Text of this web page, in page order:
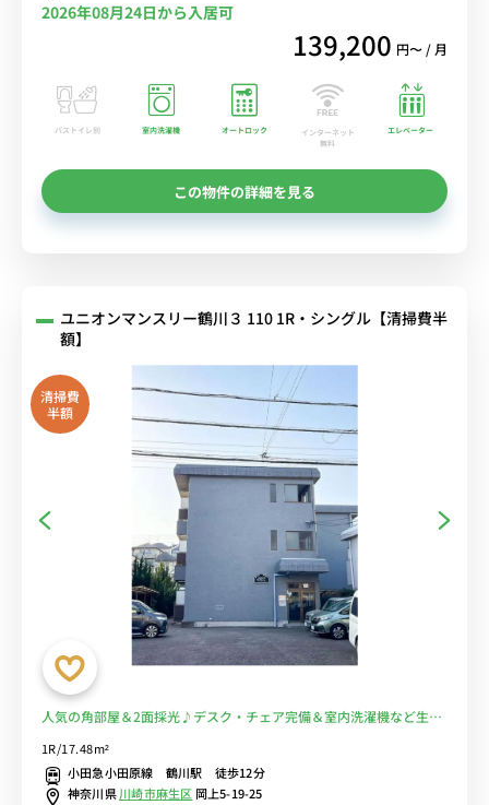
2026年08月24日から入居可
139,200 円〜 / 月
バストイレ別 室内洗濯機 オートロック
インターネット
無料
エレベーター
この物件の詳細を見る
ユニオンマンスリー鶴川３ 110 1R・シングル【清掃費半
額】
清掃費
半額
人気の角部屋＆2面採光♪デスク・チェア完備＆室内洗濯機など生活
学園前駅や町田駅まで乗換なし/和光大学へ徒歩通学■選べるWi-Fi格
安レンタル中！
1R/17.48m²
小田急小田原線 鶴川駅 徒歩12分
神奈川県川崎市麻生区 岡上5-19-25